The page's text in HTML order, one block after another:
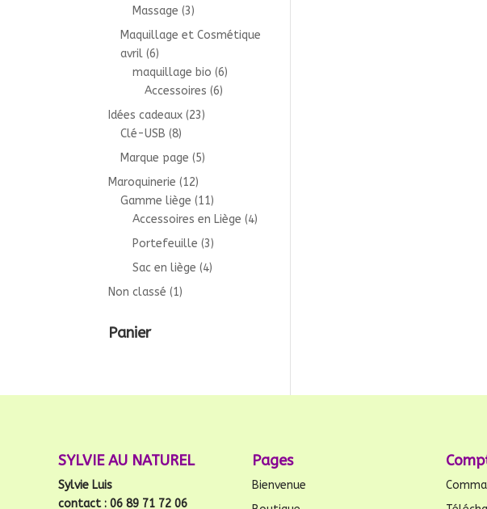
Massage (3)
Maquillage et Cosmétique
avril (6)
maquillage bio (6)
Accessoires (6)
Idées cadeaux (23)
Clé-USB (8)
Marque page (5)
Maroquinerie (12)
Gamme liège (11)
Accessoires en Liège (4)
Portefeuille (3)
Sac en liège (4)
Non classé (1)
Panier
SYLVIE AU NATUREL
Sylvie Luis
contact : 06 89 71 72 06
Pages
Bienvenue